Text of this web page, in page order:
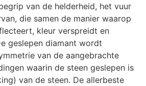
van de helderheid, het vuur
die samen de manier waarop
kleur verspreidt en
geslepen diamant wordt
van de aangebrachte
waarin de steen geslepen is
van de steen. De allerbeste